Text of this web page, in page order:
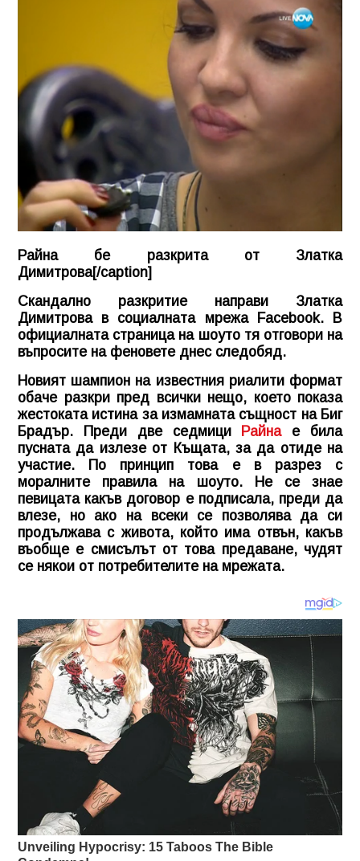
Райна бе разкрита от Златка
Димитрова[/caption]
Скандално разкритие направи Златка
Димитрова в социалната мрежа Facebook. В
официалната страница на шоуто тя отговори на
въпросите на феновете днес следобяд.
Новият шампион на известния риалити формат
обаче разкри пред всички нещо, което показа
жестоката истина за измамната същност на Биг
Брадър. Преди две седмици
Райнае била
пусната да излезе от Къщата, за да отиде на
участие. По принцип това е в разрез с
моралните правила на шоуто. Не се знае
певицата какъв договор е подписала, преди да
влезе, но ако на всеки се позволява да си
продължава с живота, който има отвън, какъв
въобще е смисълът от това предаване, чудят
се някои от потребителите на мрежата.